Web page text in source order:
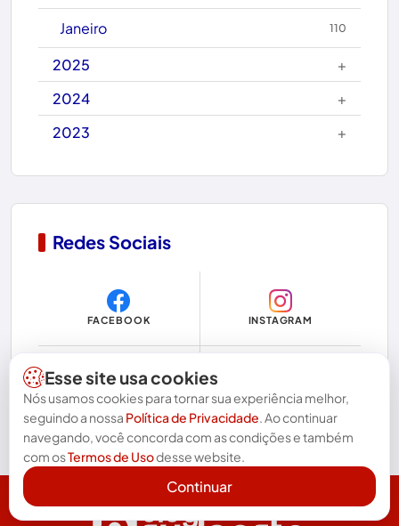
Caturama
Chapada Diamantina
Condeúba
Copa do Mundo 2026
Dom Basílio
Economia
Educação
Eleições
Eleições 2024
Janeiro 110
2025
+
2024
+
2023
+
Redes Sociais
FACEBOOK INSTAGRAM
YOUTUBE WHATSAPP
Esse site usa cookies
Nós usamos cookies para tornar sua experiência melhor,
seguindo a nossa Política de Privacidade. Ao continuar
navegando, você concorda com as condições e também
com osTermos de Usodesse website.
Continuar